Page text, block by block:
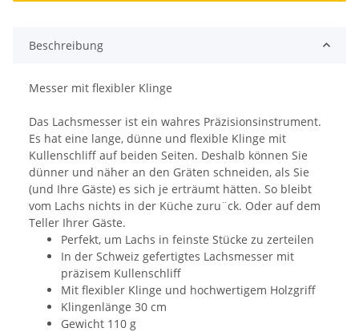
Beschreibung
Messer mit flexibler Klinge
Das Lachsmesser ist ein wahres Präzisionsinstrument.
Es hat eine lange, dünne und flexible Klinge mit
Kullenschliff auf beiden Seiten. Deshalb können Sie
dünner und näher an den Gräten schneiden, als Sie
(und Ihre Gäste) es sich je erträumt hätten. So bleibt
vom Lachs nichts in der Küche zuru¨ck. Oder auf dem
Teller Ihrer Gäste.
Perfekt, um Lachs in feinste Stücke zu zerteilen
In der Schweiz gefertigtes Lachsmesser mit
präzisem Kullenschliff
Mit flexibler Klinge und hochwertigem Holzgriff
Klingenlänge 30 cm
Gewicht 110 g